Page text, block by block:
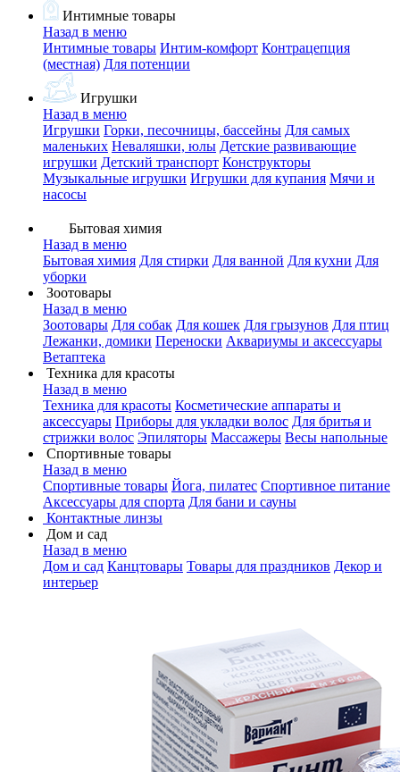
Интимные товары
Назад в меню
Интимные товары Интим-комфорт Контрацепция
(местная) Для потенции
Игрушки
Назад в меню
Игрушки Горки, песочницы, бассейны Для самых
маленьких Неваляшки, юлы Детские развивающие
игрушки Детский транспорт Конструкторы
Музыкальные игрушки Игрушки для купания Мячи и
насосы
Бытовая химия
Назад в меню
Бытовая химия Для стирки Для ванной Для кухни Для
уборки
Зоотовары
Назад в меню
Зоотовары Для собак Для кошек Для грызунов Для птиц
Лежанки, домики Переноски Аквариумы и аксессуары
Ветаптека
Техника для красоты
Назад в меню
Техника для красоты Косметические аппараты и
аксессуары Приборы для укладки волос Для бритья и
стрижки волос Эпиляторы Массажеры Весы напольные
Спортивные товары
Назад в меню
Спортивные товары Йога, пилатес Спортивное питание
Аксессуары для спорта Для бани и сауны
Контактные линзы
Дом и сад
Назад в меню
Дом и сад Канцтовары Товары для праздников Декор и
интерьер